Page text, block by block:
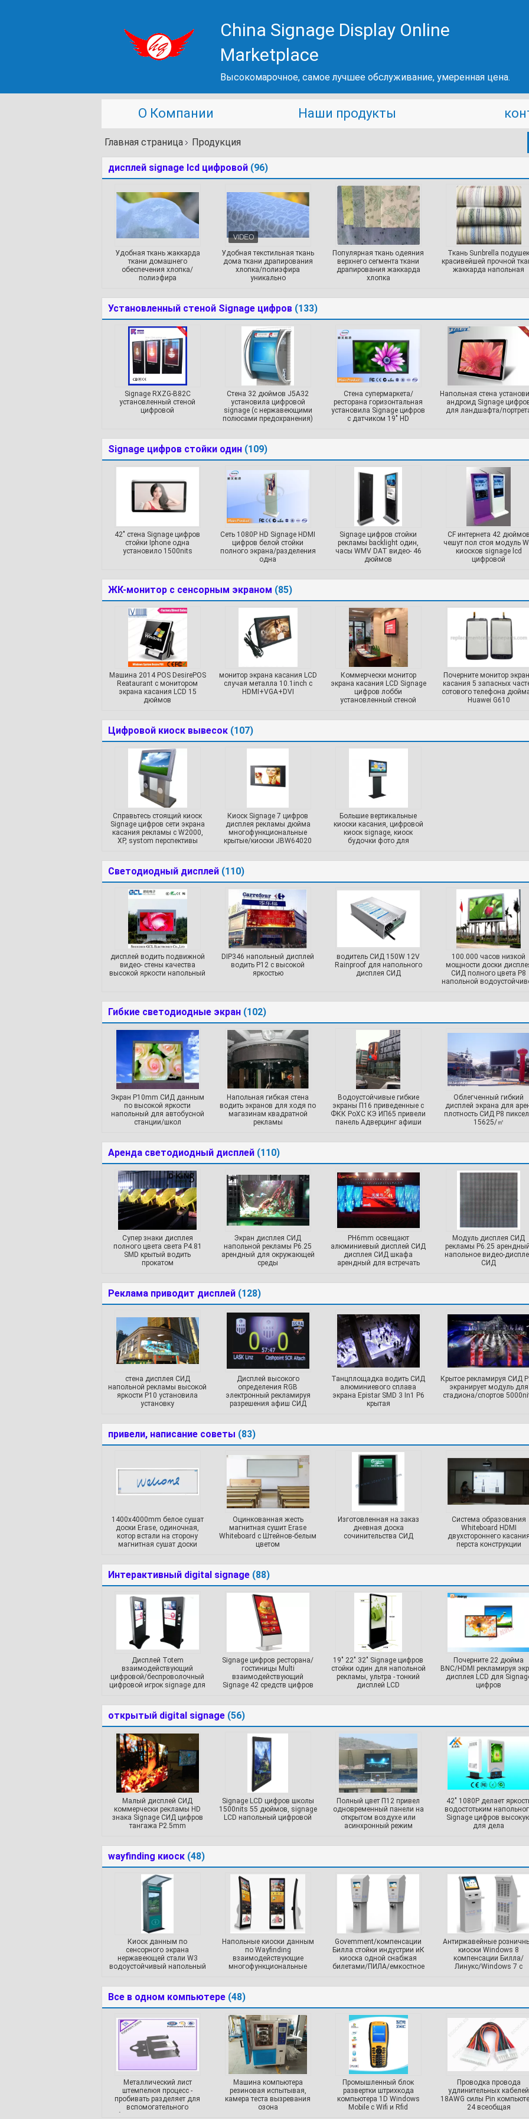
China Signage Display Online
Marketplace
Высокомарочное, самое лучшее обслуживание, умеренная цена.
О Компании Наши продукты
Главная страница Продукция
дисплей signage lcd цифровой (96)
Удобная ткань жаккарда
ткани домашнего
обеспечения хлопка/
полиэфира
Удобная текстильная ткань
дома ткани драпирования
хлопка/полиэфира
уникально
Популярная ткань одеяния
верхнего сегмента ткани
драпирования жаккарда
хлопка
Ткань Sunbrella подушек
красивейшей прочной
жаккарда напольная
Установленный стеной Signage цифров (133)
Signage RXZG-B82C
установленный стеной
цифровой
Стена 32 дюймов J5A32
установила цифровой
signage (с нержавеющими
полюсами предохранения)
Стена супермаркета/
ресторана горизонтальная
установила Signage цифров
с датчиком 19" HD
Напольная стена
андроид Signage
для ландшафта/
Signage цифров стойки один (109)
42" стена Signage цифров
стойки Iphone одна
установило 1500nits
Сеть 1080P HD Signage HDMI
цифров белой стойки
полного экрана/разделения
одна
Signage цифров стойки
рекламы backlight один,
часы WMV DAT видео- 46
дюймов
CF интернета 42
чешут пол стоя модуль
киосков signage lcd
цифровой
ЖК-монитор с сенсорным экраном (85)
Машина 2014 POS DesirePOS
Reataurant с монитором
экрана касания LCD 15
дюймов
монитор экрана касания LCD
случая металла 10.1inch с
HDMI+VGA+DVI
Коммерчески монитор
экрана касания LCD Signage
цифров лобби
установленный стеной
Почерните монитор
касания 5 запасных
сотового телефона
Huawei G610
Цифровой киоск вывесок (107)
Справьтесь стоящий киоск
Signage цифров сети экрана
касания рекламы с W2000,
XP, systom перспективы
Киоск Signage 7 цифров
дисплея рекламы дюйма
многофункциональные
крытые/киоски JBW64020
Большие вертикальные
киоски касания, цифровой
киоск signage, киоск
будочки фото для
Светодиодный дисплей (110)
дисплей водить подвижной
видео- стены качества
высокой яркости напольный
DIP346 напольный дисплей
водить P12 с высокой
яркостью
водитель СИД 150W 12V
Rainproof для напольного
дисплея СИД
100.000 часов низкой
мощности доски
СИД полного цвета P8
напольной
Гибкие светодиодные экран (102)
Экран P10mm СИД данным
по высокой яркости
напольный для автобусной
станции/школ
Напольная гибкая стена
водить экранов для ходя по
магазинам квадратной
рекламы
Водоустойчивые гибкие
экраны П16 приведенные с
ФКК РоХС КЭ ИП65 привели
панель Адверцинг афиши
Облегченный гибкий
дисплей экрана для
плотность СИД P8
15625/㎡
Аренда светодиодный дисплей (110)
Супер знаки дисплея
полного цвета света P4.81
SMD крытый водить
прокатом
Экран дисплея СИД
напольной рекламы P6.25
арендный для окружающей
среды
PH6mm освещают
алюминиевый дисплей СИД
дисплея СИД шкафа
арендный для встречать
Модуль дисплея СИД
рекламы P6.25
напольное видео-
СИД
Реклама приводит дисплей (128)
стена дисплея СИД
напольной рекламы высокой
яркости P10 установила
установку
Дисплей высокого
определения RGB
электронный рекламируя
разрешения афиш СИД
Танцплощадка водить СИД
алюминиевого сплава
экрана Epistar SMD 3 In1 P6
крытая
Крытое рекламируя СИД
экранирует модуль для
стадиона/спортов
привели, написание советы (83)
1400x4000mm белое сушат
доски Erase, одиночная,
котор встали на сторону
магнитная сушат доски
Оцинкованная жесть
магнитная сушит Erase
Whiteboard с Штейнов-белым
цветом
Изготовленная на заказ
дневная доска
сочинительства СИД
Система образования
Whiteboard HDMI
двухстороннего
перста конструкции
Интерактивный digital signage (88)
Дисплей Totem
взаимодействующий
цифровой/беспроволочный
цифровой игрок signage для
Signage цифров ресторана/
гостиницы Multi
взаимодействующий
Signage 42 средств цифров
19" 22" 32" Signage цифров
стойки один для напольной
рекламы, ультра - тонкий
дисплей LCD
Почерните 22 дюйма
BNC/HDMI рекламируя
дисплея LCD для
цифров
открытый digital signage (56)
Малый дисплей СИД
коммерчески рекламы HD
знака Signage СИД цифров
тангажа P2.5mm
Signage LCD цифров школы
1500nits 55 дюймов, signage
LCD напольный цифровой
Полный цвет П12 привел
одновременный панели на
открытом воздухе или
асинхронный режим
42" 1080P делает
водостотьким
Signage цифров
для дела
wayfinding киоск (48)
Киоск данным по
сенсорного экрана
нержавеющей стали W3
водоустойчивый напольный
Напольные киоски данным
по Wayfinding
взаимодействующие
многофункциональные
Govemment/компенсации
Билла стойки индустрии иК
киоска одной снабжая
билетами/ПИЛА/емкостное
Антиржавейные
киоски Windows 8
компенсации Билла/
Линукс/Windows 7 с
Все в одном компьютере (48)
Металлический лист
штемпелюя процесс -
пробивать разделяет для
вспомогательного
Машина компьютера
резиновая испытывая,
камера теста вызревания
озона
Промышленный блок
развертки штрихкода
компьютера 1D Windows
Mobile с Wifi и Rfid
Проводка провода
удлинительных кабелей
18AWG силы Pin
24 всеобщая